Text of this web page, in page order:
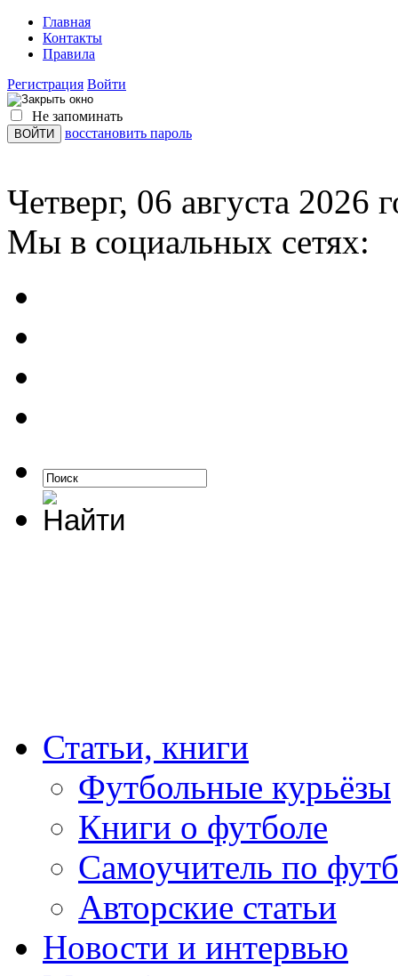
Главная
Контакты
Правила
Регистрация Войти
Не запоминать
восстановить пароль
Четверг, 06 августа 2026
Мы в социальных сетях:
Статьи, книги
Футбольные курьёзы
Книги о футболе
Самоучитель по
Авторские статьи
Новости и интервью